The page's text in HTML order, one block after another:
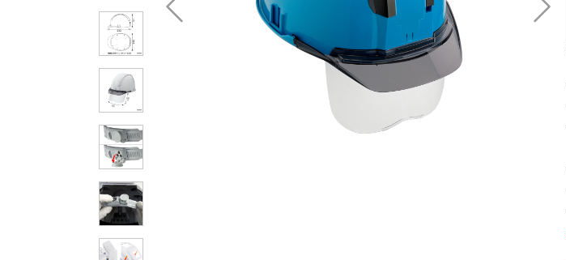
その他の製品画像・動画を見る